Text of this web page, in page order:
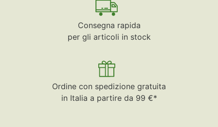
Consegna rapida
per gli articoli in stock
Ordine con spedizione gratuita
in Italia a partire da 99 €*